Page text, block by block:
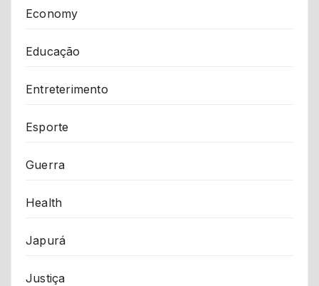
Economy
Educação
Entreterimento
Esporte
Guerra
Health
Japurá
Justiça